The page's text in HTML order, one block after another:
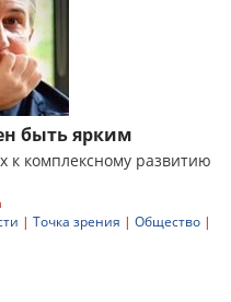
быть ярким
к комплексному развитию
| Точка зрения | Общество |